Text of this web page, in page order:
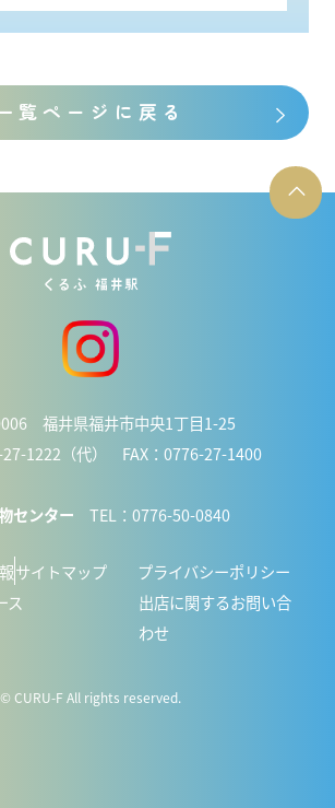
覧ページに戻る
福井県福井市中央1丁目1-25
27-1222（代） FAX：0776-27-1400
センター TEL：0776-50-0840
サイトマップ
プライバシーポリシー
ス
出店に関するお問い合
わせ
© CURU-F All rights reserved.